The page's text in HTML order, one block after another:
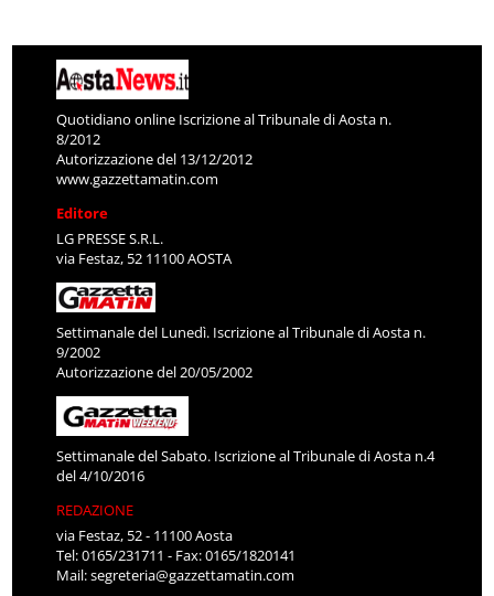
Quotidiano online Iscrizione al Tribunale di Aosta n.
8/2012
Autorizzazione del 13/12/2012
www.gazzettamatin.com
Editore
LG PRESSE S.R.L.
via Festaz, 52 11100 AOSTA
Settimanale del Lunedì. Iscrizione al Tribunale di Aosta n.
9/2002
Autorizzazione del 20/05/2002
Settimanale del Sabato. Iscrizione al Tribunale di Aosta n.4
del 4/10/2016
REDAZIONE
via Festaz, 52 - 11100 Aosta
Tel: 0165/231711 - Fax: 0165/1820141
Mail:segreteria@gazzettamatin.com